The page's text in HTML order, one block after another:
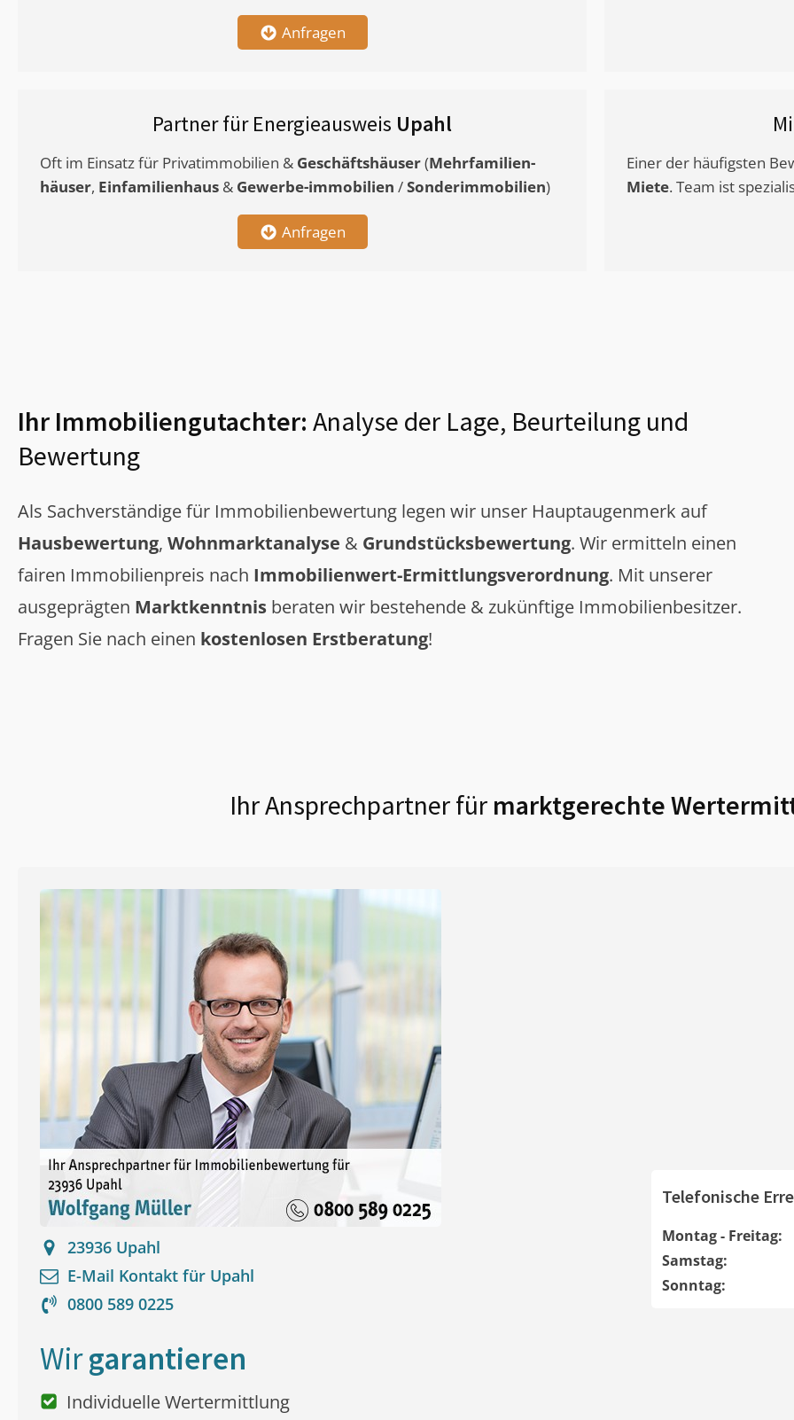
Anfragen
Partner für Energieausweis Upahl
Oft im Einsatz für Privatimmobilien & Geschäftshäuser(Mehrfamilien-
häuser, Einfamilienhaus & Gewerbe-immobilien /Sonderimmobilien)
Anfragen
Einer der häufigsten
Miete. Team ist
Ihr Immobiliengutachter: Analyse der Lage, Beurteilung und
Bewertung
Als Sachverständige für Immobilienbewertung legen wir unser Hauptaugenmerk auf
Hausbewertung, Wohnmarktanalyse & Grundstücksbewertung. Wir ermitteln einen
fairen Immobilienpreis nach Immobilienwert-Ermittlungsverordnung. Mit unserer
ausgeprägten Marktkenntnis beraten wir bestehende & zukünftige Immobilienbesitzer.
Fragen Sie nach einen kostenlosen Erstberatung!
Ihr Ansprechpartner für marktgerechte
23936 Upahl
E-Mail Kontakt für Upahl
0800 589 0225
Telefonische
Montag - Freitag:
Samstag:
Sonntag:
Wirgarantieren
Individuelle Wertermittlung